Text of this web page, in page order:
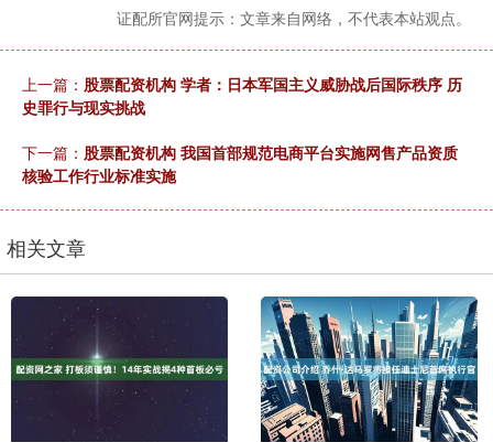
证配所官网提示：文章来自网络，不代表本站观点。
上一篇： 股票配资机构 学者：日本军国主义威胁战后国际秩序 历
史罪行与现实挑战
下一篇： 股票配资机构 我国首部规范电商平台实施网售产品资质
核验工作行业标准实施
相关文章